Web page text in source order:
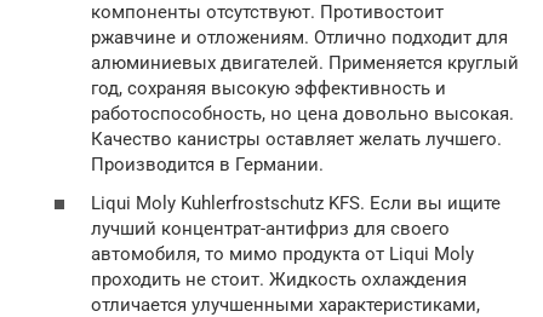
компоненты отсутствуют. Противостоит
ржавчине и отложениям. Отлично подходит для
алюминиевых двигателей. Применяется круглый
год, сохраняя высокую эффективность и
работоспособность, но цена довольно высокая.
Качество канистры оставляет желать лучшего.
Производится в Германии.
Liqui Moly Kuhlerfrostschutz KFS. Если вы ищите
лучший концентрат-антифриз для своего
автомобиля, то мимо продукта от Liqui Moly
проходить не стоит. Жидкость охлаждения
отличается улучшенными характеристиками,